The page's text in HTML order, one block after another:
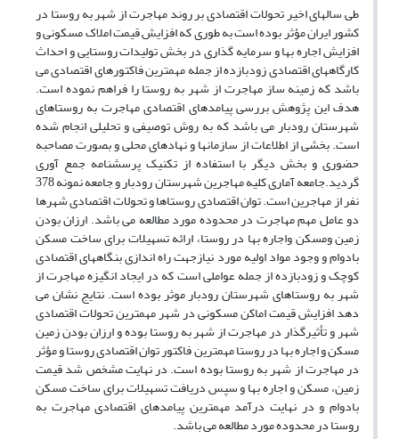
طی سالهای اخیر تحولات اقتصادی بر روند مهاجرت از شهر به روستا در
کشور ایران مؤثر بوده است به طوری که افزایش قیمت املاک مسکونی و
افزایش اجاره بها و سرمایه گذاری در بخش تولیدات روستایی و احداث
کارگاههای اقتصادی زودبازده از جمله مهمترین فاکتورهای اقتصادی می
باشد که زمینه ساز مهاجرت از شهر به روستا را فراهم نموده است.
هدف این پژوهش بررسی پیامدهای اقتصادی مهاجرت به روستاهای
شهرستان رودبار می باشد که به روش توصیفی و تحلیلی انجام شده
است. بخشی از اطلاعات از سازمانها و نهادهای محلی و بصورت مصاحبه
حضوری و بخش دیگر با استفاده از تکنیک پرسشنامه جمع آوری
گردید.جامعه آماری کلیه مهاجرین شهرستان رودبار و جامعه نمونه 378
نفر از مهاجرین است. توان اقتصادی روستاها و تحولات اقتصادی شهرها
دو عامل مهم مهاجرت در محدوده مورد مطالعه می باشد. ارزان بودن
زمین ومسکن واجاره بها در روستا، ارائه تسهیلات برای ساخت مسکن
بادوام و وجود مواد اولیه مورد نیازجهت راه اندازی بنگاههای اقتصادی
کوچک و زودبازده از جمله عواملی است که در ایجاد انگیزه مهاجرت از
شهر به روستاهای شهرستان رودبار موثر بوده است. نتایج نشان می
دهد افزایش قیمت اماکن مسکونی در شهر مهمترین تحولات اقتصادی
شهر و تأثیرگذار در مهاجرت از شهر به روستا بوده و ارزان بودن زمین
مسکن و اجاره بها در روستا مهمترین فاکتور توان اقتصادی روستا و مؤثر
در مهاجرت از شهر به روستا بوده است. در نهایت مشخص شد قیمت
زمین، مسکن و اجاره بها و سپس دریافت تسهیلات برای ساخت مسکن
بادوام و در نهایت درآمد مهمترین پیامدهای اقتصادی مهاجرت به
روستا در محدوده مورد مطالعه می باشد.